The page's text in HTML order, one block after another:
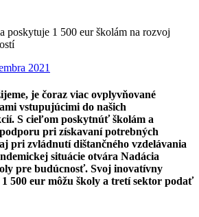
poskytuje 1 500 eur školám na rozvoj
2021
je čoraz viac ovplyvňované
vstupujúcimi do našich
S cieľom poskytnúť školám a
pri získavaní potrebných
pri zvládnutí dištančného vzdelávania
situácie otvára Nadácia
pre budúcnosť. Svoj inovatívny
500 eur môžu školy a tretí sektor podať